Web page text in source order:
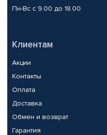
Пн-Вс с 9.00 до 18.00
Клиентам
Акции
Контакты
Оплата
Доставка
Обмен и возврат
Гарантия